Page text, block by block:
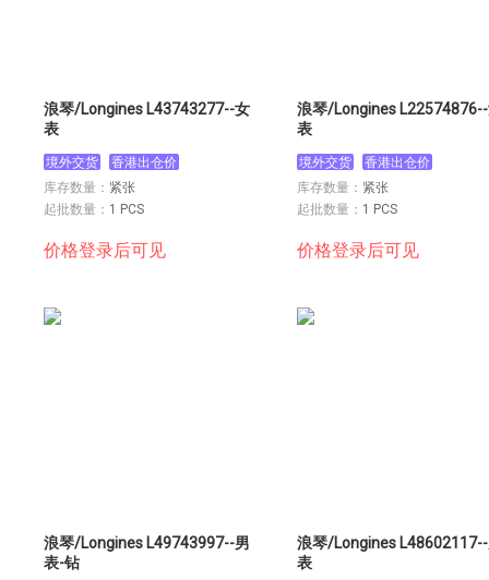
浪琴/Longines L43743277--女
表
境外交货
香港出仓价
库存数量： 紧张
起批数量： 1 PCS
价格登录后可见
浪琴/Longines
表
境外交货
香港出仓价
库存数量： 紧张
起批数量： 1 PCS
价格登录后可见
浪琴/Longines L49743997--男
表-钻
浪琴/Longines
表